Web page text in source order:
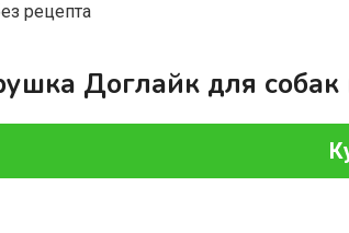
рецепта
Доглайк для